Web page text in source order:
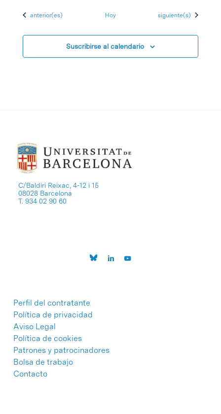
Eventos
anterior(es) Hoy Eventos
siguiente(s)
Suscribirse al calendario
C/Baldiri Reixac, 4-12 i 15
08028 Barcelona
T. 934 02 90 60
Perfil del contratante
Política de privacidad
Aviso Legal
Política de cookies
Patrones y patrocinadores
Bolsa de trabajo
Contacto